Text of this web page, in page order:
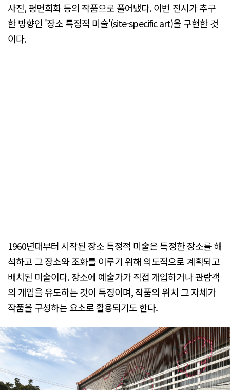
사진, 평면회화 등의 작품으로 풀어냈다. 이번 전시가 추구
한 방향인 '장소 특정적 미술'(site-specific art)을 구현한 것
이다.
1960년대부터 시작된 장소 특정적 미술은 특정한 장소를 해
석하고 그 장소와 조화를 이루기 위해 의도적으로 계획되고
배치된 미술이다. 장소에 예술가가 직접 개입하거나 관람객
의 개입을 유도하는 것이 특징이며, 작품의 위치 그 자체가
작품을 구성하는 요소로 활용되기도 한다.